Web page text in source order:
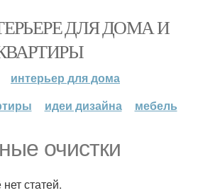
ДЛЯ ДОМА И
интерьер для дома
идеи дизайна мебель
очистки
статей.